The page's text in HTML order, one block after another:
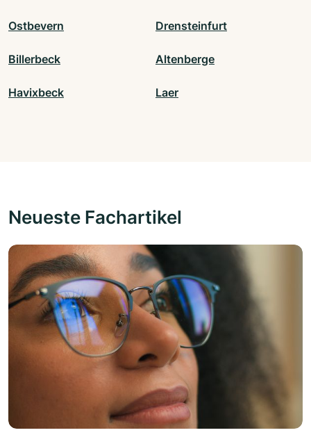
Ostbevern Drensteinfurt
Billerbeck Altenberge
Havixbeck Laer
Neueste Fachartikel